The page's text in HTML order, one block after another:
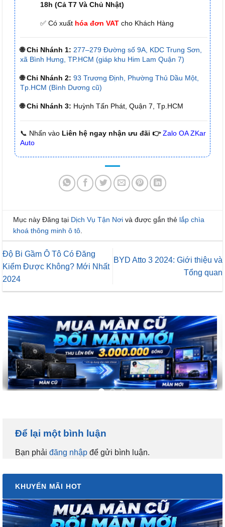
18h (Cả T7 Và Chủ Nhật)
✅ Có xuất hóa đơn VAT cho Khách Hàng
🌐 Chi Nhánh 1: 277–279 Đường số 9A, KDC Trung Sơn,
xã Bình Hưng, TP.HCM (giáp khu Him Lam Quận 7)
🌐 Chi Nhánh 2: 93 Trương Định, Phường Thủ Dầu Một,
Tp.HCM (Bình Dương cũ)
🌐 Chi Nhánh 3: Huỳnh Tấn Phát, Quận 7, Tp.HCM
📞 Nhấn vào Liên hệ ngay nhận ưu đãi 👉 Zalo OA ZKar
Auto
Mục này Đăng tại Dịch Vụ Tận Nơi và được gắn thẻ lắp chìa
khoá thông minh ô tô
Độ Bi Gầm Ô Tô Có Đăng
Kiểm Được Không? Mới Nhất
2024
BYD Atto 3 2024: Giới thiệu và
Tổng quan
Để lại một bình luận
Bạn phải đăng nhập để gửi bình luận.
KHUYẾN MÃI HOT